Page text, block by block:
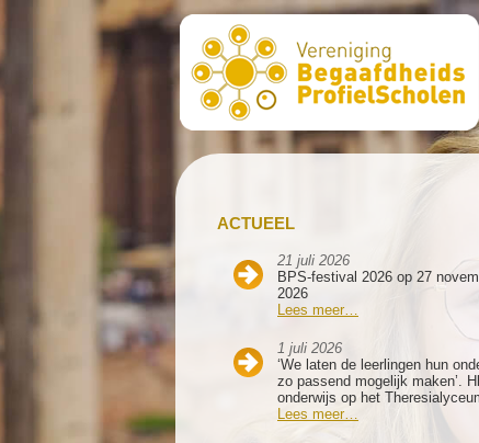
ACTUEEL
21 juli 2026
BPS-festival 2026 op 27
2026
Lees meer…
1 juli 2026
‘We laten de leerlingen hun
zo passend mogelijk maken’.
onderwijs op het
Lees meer…